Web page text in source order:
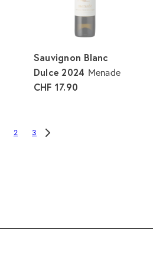
Sauvignon Blanc
Dulce 2024 Menade
CHF 17.90
2 3